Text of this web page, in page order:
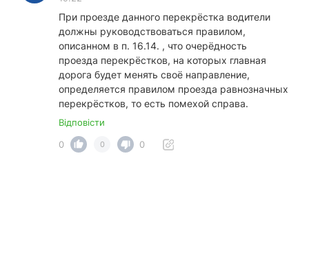
При проезде данного перекрёстка водители
должны руководствоваться правилом,
описанном в п. 16.14. , что очерёдность
проезда перекрёстков, на которых главная
дорога будет менять своё направление,
определяется правилом проезда равнозначных
перекрёстков, то есть помехой справа.
Відповісти
0
0 0